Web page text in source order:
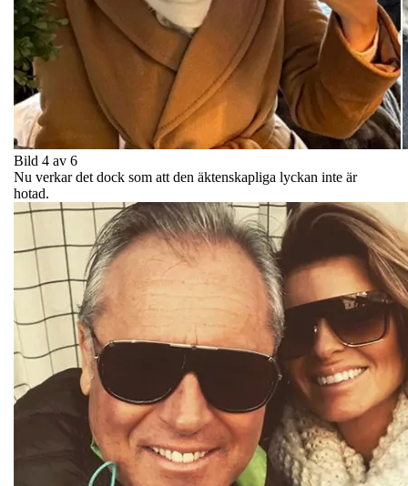
Bild 4 av 6
Nu verkar det dock som att den äktenskapliga lyckan inte är
hotad.